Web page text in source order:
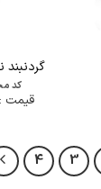
گردنبند
کد
قیمت :
3
4